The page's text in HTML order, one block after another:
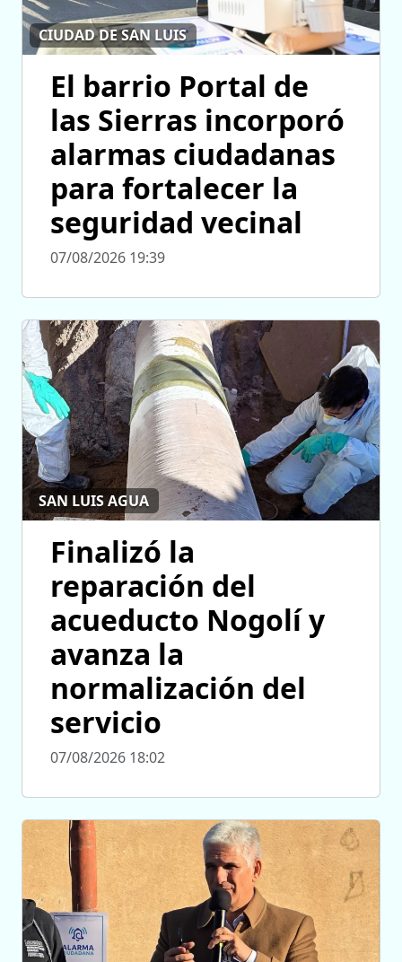
CIUDAD DE SAN LUIS
El barrio Portal de
las Sierras incorporó
alarmas ciudadanas
para fortalecer la
seguridad vecinal
07/08/2026 19:39
SAN LUIS AGUA
Finalizó la
reparación del
acueducto Nogolí y
avanza la
normalización del
servicio
07/08/2026 18:02